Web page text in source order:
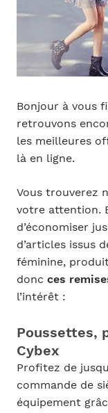
Bonjour à vous
retrouvons
les meilleures
là en ligne.
Vous trouverez
votre attention.
d’économiser
d’articles issus
féminine,
donc ces
l’intérêt :
Poussettes,
Cybex
Profitez de
commande de
équipement